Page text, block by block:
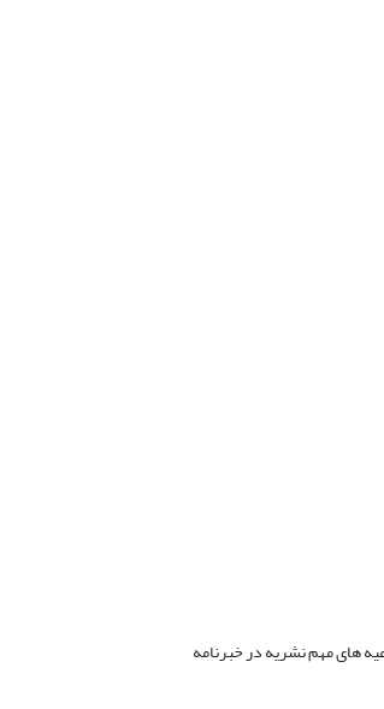
های مهم نشریه در خبرنامه